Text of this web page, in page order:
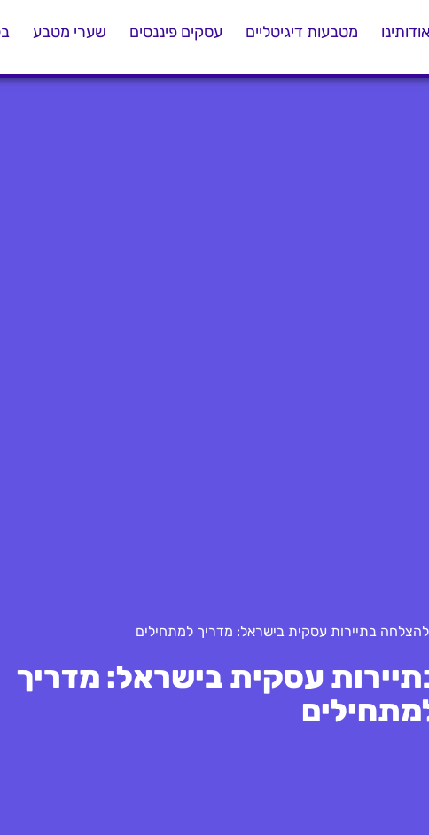
אודותינו מטבעות דיגיטליים עסקים פיננסים שערי מטבע
בתיירות עסקית בישראל: מדריך למתחילים
עסקית בישראל: מדריך